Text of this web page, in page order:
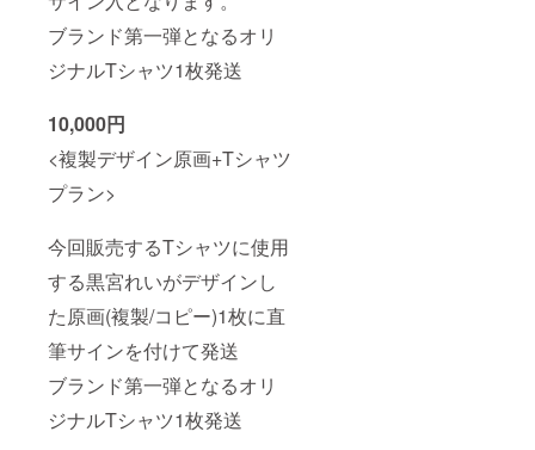
ブランド第一弾となるオリ
ジナルTシャツ1枚発送
10,000円
<複製デザイン原画+Tシャツ
プラン>
今回販売するTシャツに使用
する黒宮れいがデザインし
た原画(複製/コピー)1枚に直
筆サインを付けて発送
ブランド第一弾となるオリ
ジナルTシャツ1枚発送